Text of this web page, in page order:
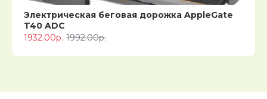
Электрическая беговая дорожка AppleGate
T40 ADC
1932.00р. 1992.00р.